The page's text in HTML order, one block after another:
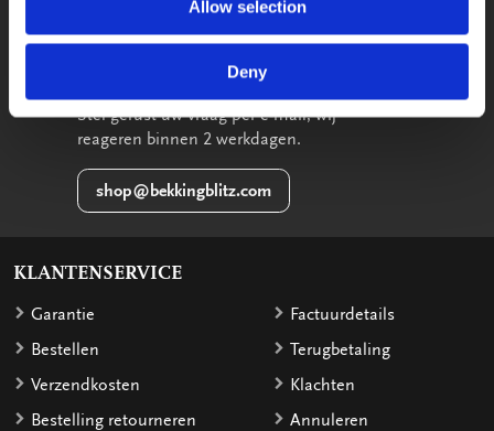
Allow selection
Deny
STUUR EEN BERICHT
Stel gerust uw vraag per e-mail, wij
reageren binnen 2 werkdagen.
shop@bekkingblitz.com
KLANTENSERVICE
Garantie
Bestellen
Verzendkosten
Bestelling retourneren
Factuurdetails
Terugbetaling
Klachten
Annuleren